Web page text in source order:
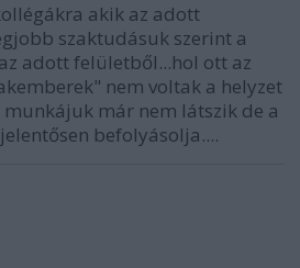
akik az adott
szaktudásuk szerint a
adott felületből...hol ott az
nem voltak a helyzet
munkájuk már nem látszik de a
befolyásolja....